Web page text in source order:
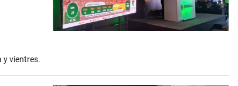
y vientres.